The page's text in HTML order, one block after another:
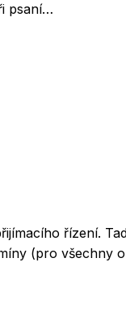
psaní…
řízení.
(pro všechny